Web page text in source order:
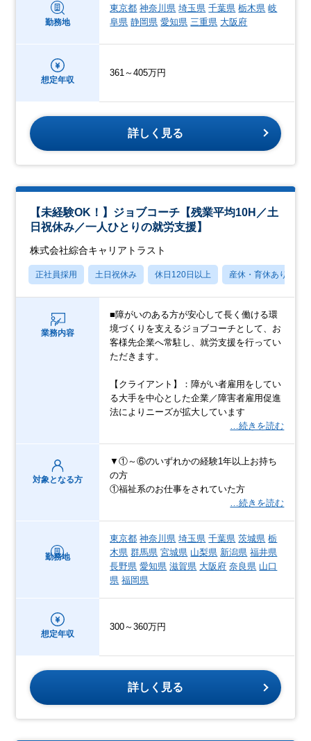
勤務地
東京都 神奈川県 埼玉県 千葉県 栃木県 岐
阜県 静岡県 愛知県 三重県 大阪府
想定年収
361～405万円
詳しく見る
【未経験OK！】ジョブコーチ【残業平均10H／土
日祝休み／一人ひとりの就労支援】
株式会社綜合キャリアトラスト
正社員採用 土日祝休み 休日120日以上 産休・育休あり
業務内容
■障がいのある方が安心して長く働ける環
境づくりを支えるジョブコーチとして、お
客様先企業へ常駐し、就労支援を行ってい
ただきます。
【クライアント】：障がい者雇用をしてい
る大手を中心とした企業／障害者雇用促進
法によりニーズが拡大しています
…続きを読む
対象となる方
▼①～⑥のいずれかの経験1年以上お持ち
の方
①福祉系のお仕事をされていた方
…続きを読む
勤務地
東京都 神奈川県 埼玉県 千葉県 茨城県 栃
木県 群馬県 宮城県 山梨県 新潟県 福井県
長野県 愛知県 滋賀県 大阪府 奈良県 山口
県 福岡県
想定年収
300～360万円
詳しく見る